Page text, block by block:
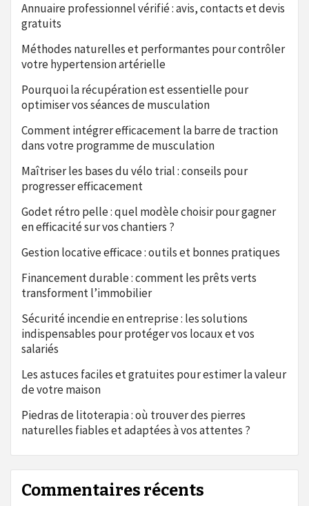
Annuaire professionnel vérifié : avis, contacts et devis
gratuits
Méthodes naturelles et performantes pour contrôler
votre hypertension artérielle
Pourquoi la récupération est essentielle pour
optimiser vos séances de musculation
Comment intégrer efficacement la barre de traction
dans votre programme de musculation
Maîtriser les bases du vélo trial : conseils pour
progresser efficacement
Godet rétro pelle : quel modèle choisir pour gagner
en efficacité sur vos chantiers ?
Gestion locative efficace : outils et bonnes pratiques
Financement durable : comment les prêts verts
transforment l’immobilier
Sécurité incendie en entreprise : les solutions
indispensables pour protéger vos locaux et vos
salariés
Les astuces faciles et gratuites pour estimer la valeur
de votre maison
Piedras de litoterapia : où trouver des pierres
naturelles fiables et adaptées à vos attentes ?
Commentaires récents